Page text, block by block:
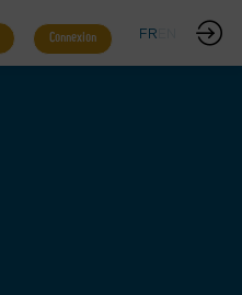
Connexion FR